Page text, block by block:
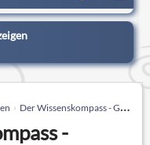
Der Wissenskompass - Gesünder leben mit Bas Kast
-